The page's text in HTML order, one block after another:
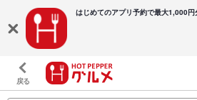
はじめてのアプリ予約で最大1,000円
戻る